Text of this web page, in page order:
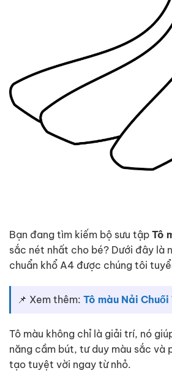
Bạn đang tìm kiếm bộ sưu tập Tô
sắc nét nhất cho bé? Dưới đây là
chuẩn khổ A4 được chúng tôi
📌 Xem thêm: Tô màu Nải
Tô màu không chỉ là giải trí, nó
năng cầm bút, tư duy màu sắc và
tạo tuyệt vời ngay từ nhỏ.